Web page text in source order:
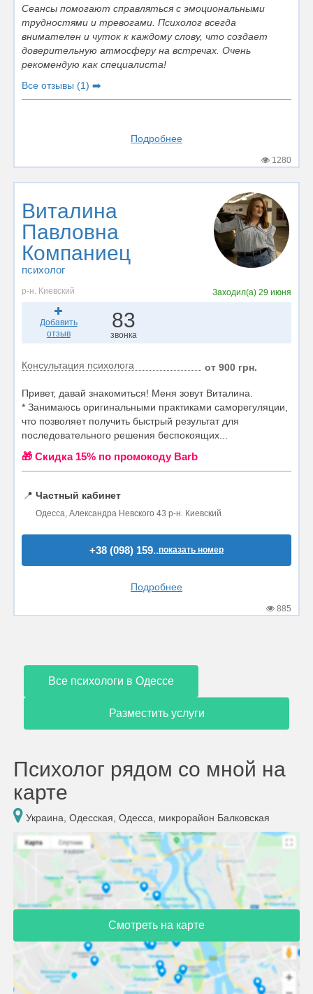
Сеансы помогают справляться с эмоциональными
трудностями и тревогами. Психолог всегда
внимателен и чуток к каждому слову, что создает
доверительную атмосферу на встречах. Очень
рекомендую как специалиста!
Все отзывы (1) ➡️
Подробнее
1280
Виталина
Павловна
Компаниец
психолог
р-н. Киевский Заходил(а) 29 июня
Добавить
отзыв
83
звонка
Консультация психолога от 900 грн.
Привет, давай знакомиться! Меня зовут Виталина.
* Занимаюсь оригинальными практиками саморегуляции,
что позволяет получить быстрый результат для
последовательного решения беспокоящих...
🎁 Cкидка 15% по промокоду Barb
📍 Частный кабинет
Одесса, Александра Невского 43 р-н. Киевский
+38 (098) 159..показать номер
Подробнее
885
Все психологи в Одессе
Разместить услуги
Психолог рядом со мной на
карте
Украина, Одесская, Одесса, микрорайон Балковская
Смотреть на карте